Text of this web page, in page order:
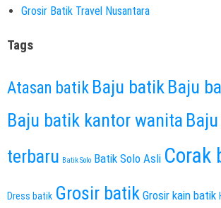
Grosir Batik Travel Nusantara
Tags
Atasan batik Baju batik Baju
Baju batik kantor wanita
terbaru Batik Solo Batik Solo Asli Corak
Dress batik Grosir batik Grosir kain batik